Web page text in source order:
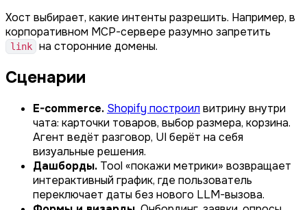
Хост выбирает, какие интенты разрешить. Например, в
корпоративном MCP-сервере разумно запретить
link на сторонние домены.
Сценарии
E-commerce. Shopify построил витрину внутри
чата: карточки товаров, выбор размера, корзина.
Агент ведёт разговор, UI берёт на себя
визуальные решения.
Дашборды. Tool «покажи метрики» возвращает
интерактивный график, где пользователь
переключает даты без нового LLM-вызова.